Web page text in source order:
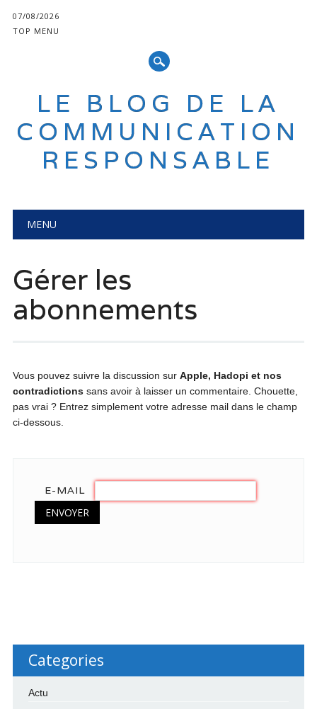
07/08/2026
TOP MENU
LE BLOG DE LA
COMMUNICATION
RESPONSABLE
Main menu
MENU
Gérer les
abonnements
Vous pouvez suivre la discussion sur Apple, Hadopi et nos
contradictionssans avoir à laisser un commentaire. Chouette,
pas vrai ? Entrez simplement votre adresse mail dans le champ
ci-dessous.
E-MAIL
Categories
Actu